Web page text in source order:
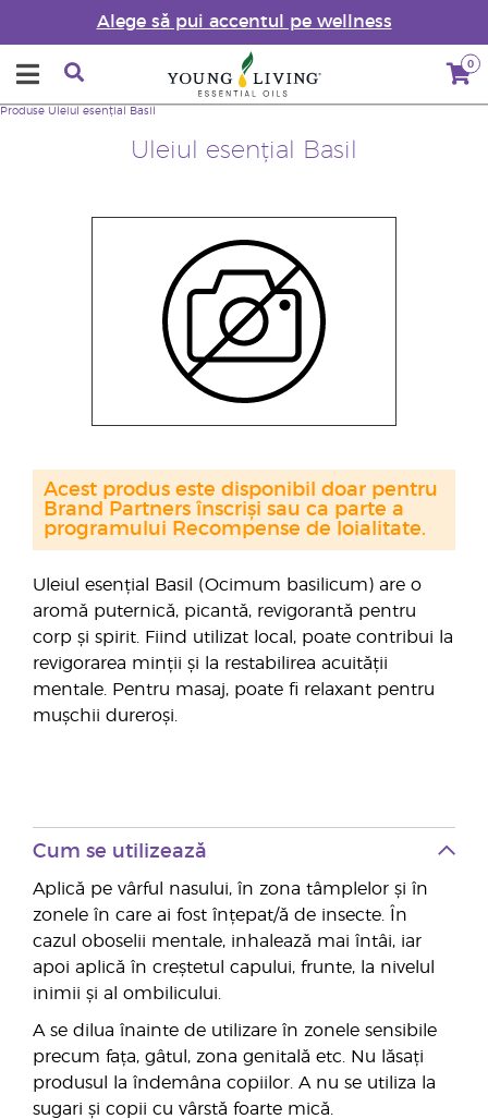
Alege să pui accentul pe wellness
0
Uleiul esențial Basil
Produse Uleiul esențial Basil
Uleiul esențial Basil (Ocimum basilicum) are o
aromă puternică, picantă, revigorantă pentru
corp și spirit. Fiind utilizat local, poate contribui la
revigorarea minții și la restabilirea acuității
mentale. Pentru masaj, poate fi relaxant pentru
mușchii dureroși.
Acest produs este disponibil doar pentru
Brand Partners înscriși sau ca parte a
programului Recompense de loialitate.
Cum se utilizează
Aplică pe vârful nasului, în zona tâmplelor și în
zonele în care ai fost înțepat/ă de insecte. În
cazul oboselii mentale, inhalează mai întâi, iar
apoi aplică în creștetul capului, frunte, la nivelul
inimii și al ombilicului.
A se dilua înainte de utilizare în zonele sensibile
precum fața, gâtul, zona genitală etc. Nu lăsați
produsul la îndemâna copiilor. A nu se utiliza la
sugari și copii cu vârstă foarte mică.